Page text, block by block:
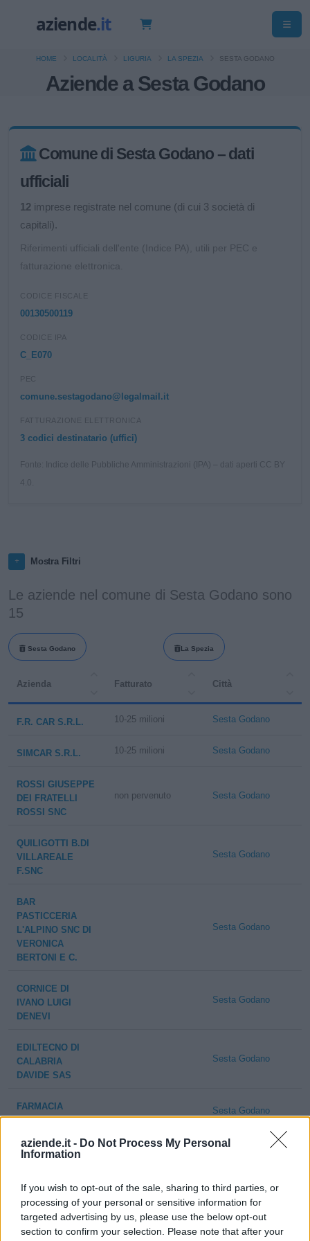
aziende.it - Do Not Process My Personal
Information
If you wish to opt-out of the sale, sharing to third parties, or
processing of your personal or sensitive information for
targeted advertising by us, please use the below opt-out
section to confirm your selection. Please note that after your
Aziende a Sesta Godano
HOME LOCALITÀ LIGURIA LA SPEZIA SESTA GODANO
Comune di Sesta Godano – dati
ufficiali
12 imprese registrate nel comune (di cui 3 società di
capitali).
Riferimenti ufficiali dell'ente (Indice PA), utili per PEC e
fatturazione elettronica.
CODICE FISCALE
00130500119
CODICE IPA
C_E070
PEC
comune.sestagodano@legalmail.it
FATTURAZIONE ELETTRONICA
3 codici destinatario (uffici)
Fonte: Indice delle Pubbliche Amministrazioni (IPA) – dati aperti CC BY
Mostra Filtri
Le aziende nel comune di Sesta Godano sono
15
Sesta Godano La Spezia
Azienda Fatturato Città
F.R. CAR S.R.L. 10-25 milioni Sesta Godano
SIMCAR S.R.L. 10-25 milioni Sesta Godano
ROSSI GIUSEPPE
DEI FRATELLI
ROSSI SNC
non pervenuto Sesta Godano
QUILIGOTTI B.DI
VILLAREALE
F.SNC
Sesta Godano
BAR
PASTICCERIA
L'ALPINO SNC DI
VERONICA
BERTONI E C.
Sesta Godano
CORNICE DI
IVANO LUIGI
DENEVI
Sesta Godano
EDILTECNO DI
CALABRIA
DAVIDE SAS
Sesta Godano
FARMACIA
PAGANINI
Sesta Godano
PISANI
ALBERGO
RISTORANTE
CANTARANA SNC
Sesta Godano